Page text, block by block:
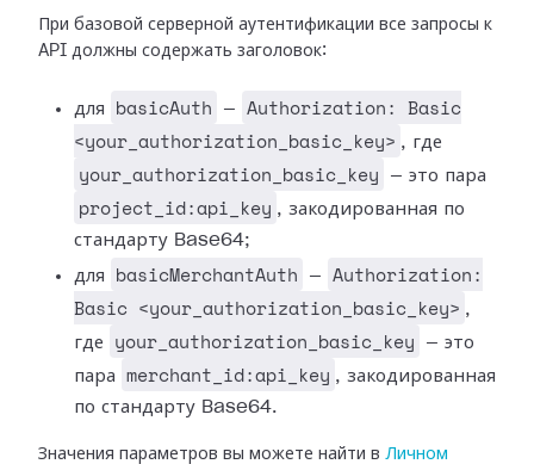
При базовой серверной аутентификации все запросы к
API должны содержать заголовок:
для basicAuth —
Authorization: Basic
<your_authorization_basic_key> , где
your_authorization_basic_key — это пара
project_id:api_key , закодированная по
стандарту Base64;
для
basicMerchantAuth —
Authorization:
Basic <your_authorization_basic_key> ,
где
your_authorization_basic_key
— это
пара
merchant_id:api_key , закодированная
по стандарту Base64.
Значения параметров вы можете найти в Личном